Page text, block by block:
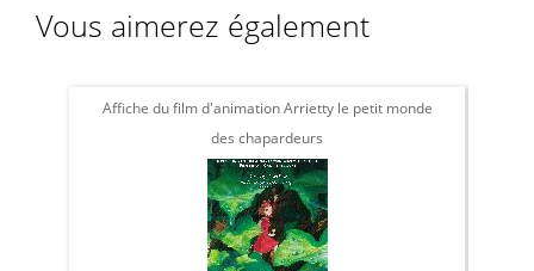
Vous aimerez également
Affiche du film d'animation Arrietty le petit monde
des chapardeurs